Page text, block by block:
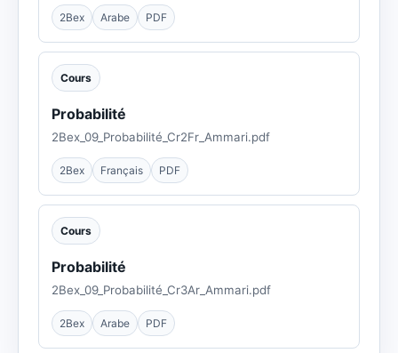
2Bex Arabe PDF
Cours
Probabilité
2Bex_09_Probabilité_Cr2Fr_Ammari.pdf
2Bex Français PDF
Cours
Probabilité
2Bex_09_Probabilité_Cr3Ar_Ammari.pdf
2Bex Arabe PDF